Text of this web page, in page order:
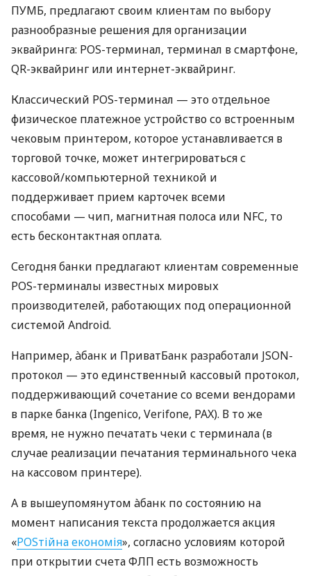
ПУМБ, предлагают своим клиентам по выбору
разнообразные решения для организации
эквайринга: POS-терминал, терминал в смартфоне,
QR-эквайринг или интернет-эквайринг.
Классический POS-терминал — это отдельное
физическое платежное устройство со встроенным
чековым принтером, которое устанавливается в
торговой точке, может интегрироваться с
кассовой/компьютерной техникой и
поддерживает прием карточек всеми
способами — чип, магнитная полоса или NFC, то
есть бесконтактная оплата.
Сегодня банки предлагают клиентам современные
POS-терминалы известных мировых
производителей, работающих под операционной
системой Android.
Например, àбанк и ПриватБанк разработали JSON-
протокол — это единственный кассовый протокол,
поддерживающий сочетание со всеми вендорами
в парке банка (Ingenico, Verifone, PAX). В то же
время, не нужно печатать чеки с терминала (в
случае реализации печатания терминального чека
на кассовом принтере).
А в вышеупомянутом àбанк по состоянию на
момент написания текста продолжается акция
«POSтійна економія», согласно условиям которой
при открытии счета ФЛП есть возможность